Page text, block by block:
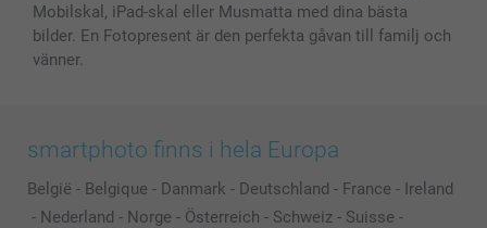
Mobilskal, iPad-skal eller Musmatta med dina bästa
bilder. En Fotopresent är den perfekta gåvan till familj och
vänner.
smartphoto finns i hela Europa
België - Belgique - Danmark - Deutschland - France - Ireland
- Nederland - Norge - Österreich - Schweiz - Suisse -